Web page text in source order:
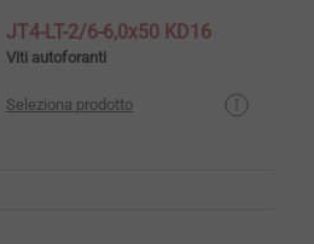
JT4-LT-2/6-6,0x50 KD16
Viti autoforanti
Seleziona prodotto